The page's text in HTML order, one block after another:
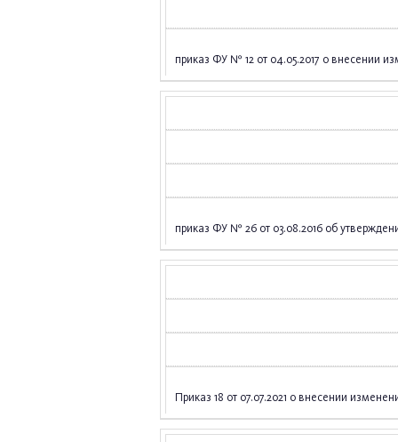
приказ ФУ № 12 от 04.05.2017 о внесении
приказ ФУ № 26 от 03.08.2016 об
Приказ 18 от 07.07.2021 о внесении